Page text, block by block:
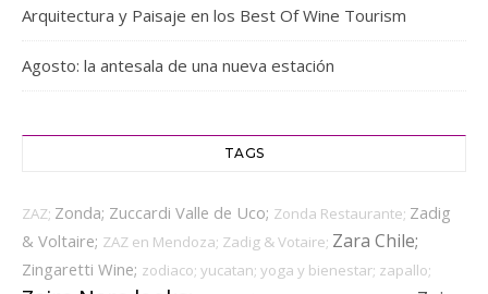
Arquitectura y Paisaje en los Best Of Wine Tourism
Agosto: la antesala de una nueva estación
TAGS
ZAZ; Zonda; Zuccardi Valle de Uco; Zonda Restaurante; Zadig
& Voltaire; ZAZ en Mendoza; Zadig & Votaire; Zara Chile;
Zingaretti Wine; zodiaco; yucatan; yoga y bienestar; zapallo;